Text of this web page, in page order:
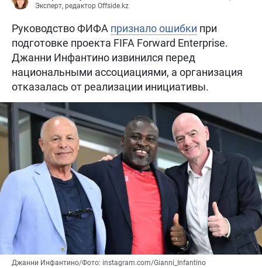
Эксперт, редактор Offside.kz
Руководство ФИФА признало ошибки при
подготовке проекта FIFA Forward Enterprise.
Джанни Инфантино извинился перед
национальными ассоциациями, а организация
отказалась от реализации инициативы.
Джанни Инфантино/Фото: instagram.com/Gianni_Infantino